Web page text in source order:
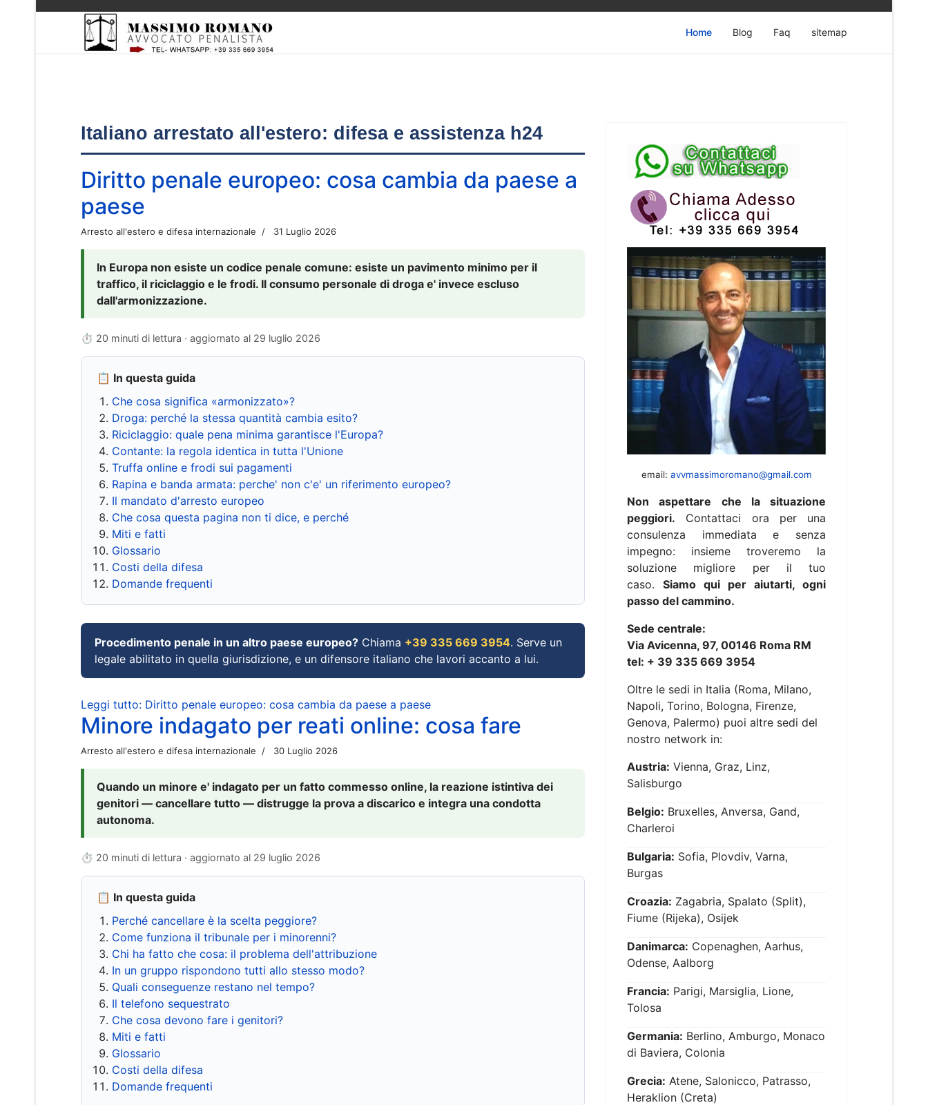
Home Blog Faq sitemap
Italiano arrestato all'estero: difesa e assistenza h24
Diritto penale europeo: cosa cambia da paese a
paese
Arresto all'estero e difesa internazionale 31 Luglio 2026
In Europa non esiste un codice penale comune: esiste un pavimento minimo per il
traffico, il riciclaggio e le frodi. Il consumo personale di droga e' invece escluso
dall'armonizzazione.
⏱ 20 minuti di lettura · aggiornato al 29 luglio 2026
📋 In questa guida
Che cosa significa «armonizzato»?
Droga: perché la stessa quantità cambia esito?
Riciclaggio: quale pena minima garantisce l'Europa?
Contante: la regola identica in tutta l'Unione
Truffa online e frodi sui pagamenti
Rapina e banda armata: perche' non c'e' un riferimento europeo?
Il mandato d'arresto europeo
Che cosa questa pagina non ti dice, e perché
Miti e fatti
Glossario
Costi della difesa
Domande frequenti
Procedimento penale in un altro paese europeo? Chiama +39 335 669 3954. Serve un
legale abilitato in quella giurisdizione, e un difensore italiano che lavori accanto a lui.
Leggi tutto: Diritto penale europeo: cosa cambia da paese a paese
Minore indagato per reati online: cosa fare
Arresto all'estero e difesa internazionale 30 Luglio 2026
Quando un minore e' indagato per un fatto commesso online, la reazione istintiva dei
genitori — cancellare tutto — distrugge la prova a discarico e integra una condotta
autonoma.
⏱ 20 minuti di lettura · aggiornato al 29 luglio 2026
📋 In questa guida
Perché cancellare è la scelta peggiore?
Come funziona il tribunale per i minorenni?
Chi ha fatto che cosa: il problema dell'attribuzione
In un gruppo rispondono tutti allo stesso modo?
Quali conseguenze restano nel tempo?
Il telefono sequestrato
Che cosa devono fare i genitori?
Miti e fatti
Glossario
Costi della difesa
Domande frequenti
email: avvmassimoromano@gmail.com
Non aspettare che la situazione
peggiori. Contattaci ora per una
consulenza immediata e senza
impegno: insieme troveremo la
soluzione migliore per il tuo
caso. Siamo qui per aiutarti, ogni
passo del cammino.
Sede centrale:
Via Avicenna, 97, 00146 Roma RM
tel: + 39 335 669 3954
Oltre le sedi in Italia (Roma, Milano,
Napoli, Torino, Bologna, Firenze,
Genova, Palermo) puoi altre sedi del
nostro network in:
Austria: Vienna, Graz, Linz,
Salisburgo
Belgio: Bruxelles, Anversa, Gand,
Charleroi
Bulgaria: Sofia, Plovdiv, Varna,
Burgas
Croazia: Zagabria, Spalato (Split),
Fiume (Rijeka), Osijek
Danimarca: Copenaghen, Aarhus,
Odense, Aalborg
Francia: Parigi, Marsiglia, Lione,
Tolosa
Germania: Berlino, Amburgo, Monaco
di Baviera, Colonia
Grecia: Atene, Salonicco, Patrasso,
Heraklion (Creta)